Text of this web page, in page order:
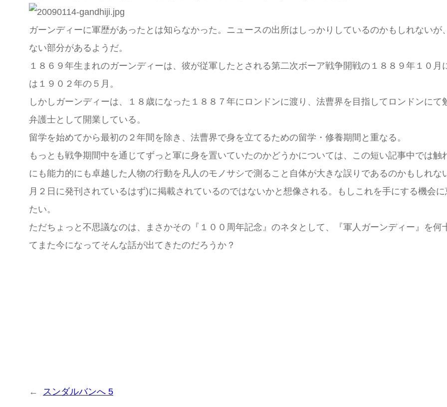
ガーンディーに軍歴があったとは知らなかった。ニュースの出所はしっかりしているのかもしれない
ない部分があるようだ。
１８６９年生まれのガーンディーは、彼が従軍したとされる第二次ボーア戦争開戦の１８８９年１０
は１９０２年の５月。
しかしガーンディーは、１８歳になった１８８７年にロンドンに渡り、法曹界を目指してロンドンに
弁護士として開業している。
留学を始めてから最初の２年間を除き、法曹界で身を立てるための留学・修養期間と重なる。
もっとも戦争期間中を通じてずっと軍に身を置いていたのかどうかについては、この短い記事中では
にも能力的にも卓越した人物の行動を凡人のモノサシで測ること自体が大きな誤りであるのかもしれ
月２日に発刊されているはず)に掲載されているのではないかと想像される。もしこれを手にする機会
たい。
ただちょっと不思議なのは、まさかその『１００周年記念』のネタとして、『軍人ガーンディー』を
てまた今になってそんな話が出てきたのだろうか？
← スンダルバンへ 5